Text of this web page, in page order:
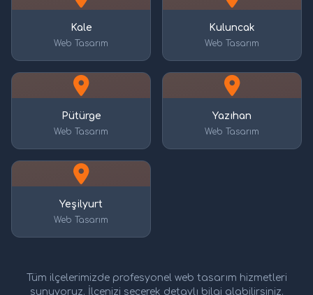
Kale
Web Tasarım
Kuluncak
Web Tasarım
Pütürge
Web Tasarım
Yazıhan
Web Tasarım
Yeşilyurt
Web Tasarım
Tüm ilçelerimizde profesyonel web tasarım hizmetleri
sunuyoruz. İlçenizi seçerek detaylı bilgi alabilirsiniz.